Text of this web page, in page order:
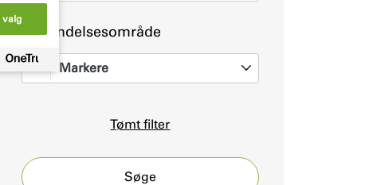
Anvendelsesområde
Markere
Tømt filter
Søge
valg